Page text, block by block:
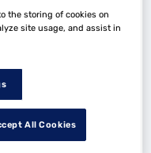
the storing of cookies on
site usage, and assist in
All Cookies